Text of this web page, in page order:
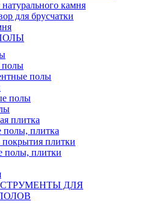
камня
для брусчатки
полы
полы
полы
плитка
полы, плитка
плитки
полы, плитки
ДЛЯ